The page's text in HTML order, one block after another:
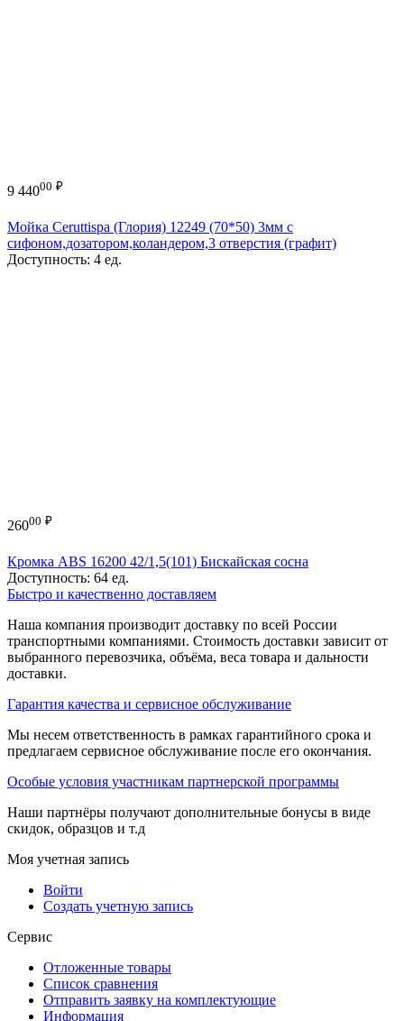
9 44000 ₽
Мойка Ceruttispa (Глория) 12249 (70*50) 3мм с
сифоном,дозатором,коландером,3 отверстия (графит)
Доступность: 4 ед.
26000 ₽
Кромка ABS 16200 42/1,5(101) Бискайская сосна
Доступность: 64 ед.
Быстро и качественно доставляем
Наша компания производит доставку по всей России
транспортными компаниями. Стоимость доставки зависит от
выбранного перевозчика, объёма, веса товара и дальности
доставки.
Гарантия качества и сервисное обслуживание
Мы несем ответственность в рамках гарантийного срока и
предлагаем сервисное обслуживание после его окончания.
Особые условия участникам партнерской программы
Наши партнёры получают дополнительные бонусы в виде
скидок, образцов и т.д
Моя учетная запись
Войти
Создать учетную запись
Сервис
Отложенные товары
Список сравнения
Отправить заявку на комплектующие
Информация